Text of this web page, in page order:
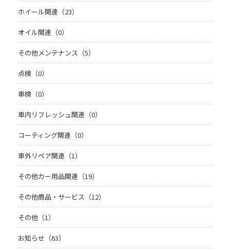
ホイール関連（23）
オイル関連（0）
その他メンテナンス（5）
点検（0）
車検（0）
車内リフレッシュ関連（0）
コーティング関連（0）
車外リペア関連（1）
その他カー用品関連（19）
その他商品・サービス（12）
その他（1）
お知らせ（63）